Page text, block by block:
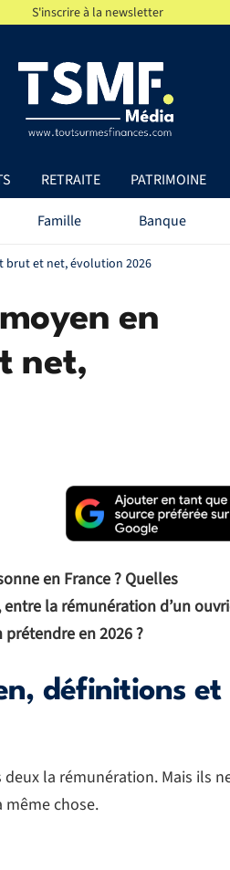
S'inscrire à la newsletter
RETRAITE PATRIMOINE
Famille Banque
brut et net, évolution 2026
en
net,
en France ? Quelles
la rémunération d’un
en 2026 ?
définitions et
la rémunération. Mais ils
chose.